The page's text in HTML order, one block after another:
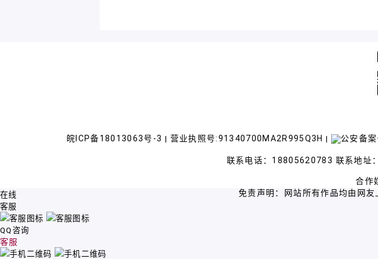
皖ICP备18013063号-3 | 营业执照号:91340700MA2R995Q3H | 公安备
联系电话：18805620783 联系地址
合作
免责声明：网站所有作品均由网
在线
客服
QQ咨询
客服